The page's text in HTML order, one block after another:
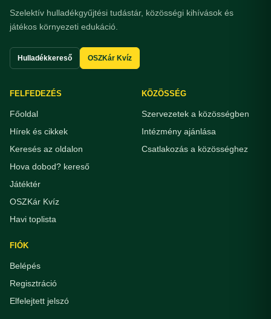
Szelektív hulladékgyűjtési tudástár, közösségi kihívások és
játékos környezeti edukáció.
Hulladékkereső OSZKár Kvíz
FELFEDEZÉS
Főoldal
Hírek és cikkek
Keresés az oldalon
Hova dobod? kereső
Játéktér
OSZKár Kvíz
Havi toplista
KÖZÖSSÉG
Szervezetek a közösségben
Intézmény ajánlása
Csatlakozás a közösséghez
FIÓK
Belépés
Regisztráció
Elfelejtett jelszó